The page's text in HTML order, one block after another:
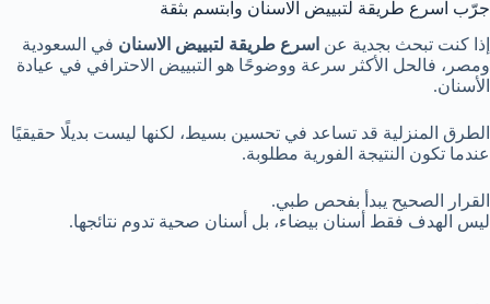
جرّب اسرع طريقة لتبييض الاسنان وابتسم بثقة
إذا كنت تبحث بجدية عن اسرع طريقة لتبييض الاسنان في السعودية
ومصر، فالحل الأكثر سرعة ووضوحًا هو التبييض الاحترافي في عيادة
الأسنان.
الطرق المنزلية قد تساعد في تحسين بسيط، لكنها ليست بديلًا حقيقيًا
عندما تكون النتيجة الفورية مطلوبة.
القرار الصحيح يبدأ بفحص طبي.
ليس الهدف فقط أسنان بيضاء، بل أسنان صحية تدوم نتائجها.